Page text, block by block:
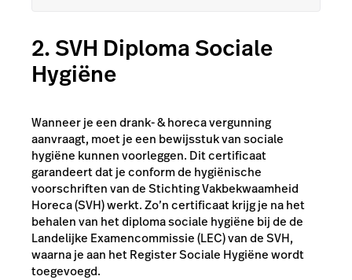
2. SVH Diploma Sociale
Hygiëne
Wanneer je een drank- & horeca vergunning
aanvraagt, moet je een bewijsstuk van sociale
hygiëne kunnen voorleggen. Dit certificaat
garandeert dat je conform de hygiënische
voorschriften van de Stichting Vakbekwaamheid
Horeca (SVH) werkt. Zo’n certificaat krijg je na het
behalen van het diploma sociale hygiëne bij de de
Landelijke Examencommissie (LEC) van de SVH,
waarna je aan het Register Sociale Hygiëne wordt
toegevoegd.